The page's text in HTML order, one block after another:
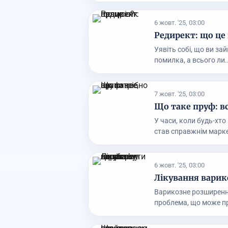
6 жовт. '25, 03:00
Редирект: що це
Уявіть собі, що ви
помилка, а всього
7 жовт. '25, 03:00
Що таке пруф:
У часи, коли будь-
став справжнім
6 жовт. '25, 03:00
Лікування
Варикозне
проблема, що може